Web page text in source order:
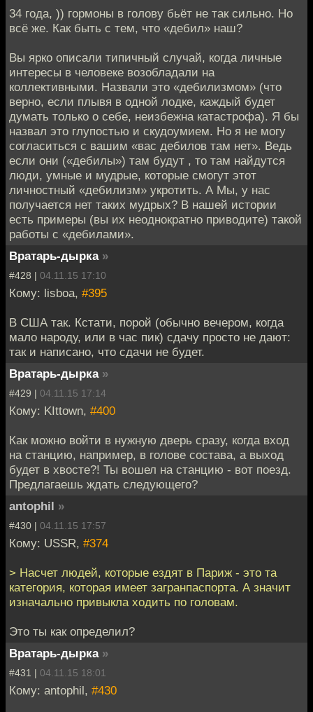
34 года, )) гормоны в голову бьёт не так сильно. Но
всё же. Как быть с тем, что «дебил» наш?
Вы ярко описали типичный случай, когда личные
интересы в человеке возобладали на
коллективными. Назвали это «дебилизмом» (что
верно, если плывя в одной лодке, каждый будет
думать только о себе, неизбежна катастрофа). Я бы
назвал это глупостью и скудоумием. Но я не могу
согласиться с вашим «вас дебилов там нет». Ведь
если они («дебилы») там будут , то там найдутся
люди, умные и мудрые, которые смогут этот
личностный «дебилизм» укротить. А Мы, у нас
получается нет таких мудрых? В нашей истории
есть примеры (вы их неоднократно приводите) такой
работы с «дебилами».
Вратарь-дырка »
#428 | 04.11.15 17:10
Кому: lisboa, #395
В США так. Кстати, порой (обычно вечером, когда
мало народу, или в час пик) сдачу просто не дают:
так и написано, что сдачи не будет.
Вратарь-дырка »
#429 | 04.11.15 17:14
Кому: KIttown, #400
Как можно войти в нужную дверь сразу, когда вход
на станцию, например, в голове состава, а выход
будет в хвосте?! Ты вошел на станцию - вот поезд.
Предлагаешь ждать следующего?
antophil »
#430 | 04.11.15 17:57
Кому: USSR, #374
> Насчет людей, которые ездят в Париж - это та
категория, которая имеет загранпаспорта. А значит
изначально привыкла ходить по головам.
Это ты как определил?
Вратарь-дырка »
#431 | 04.11.15 18:01
Кому: antophil, #430